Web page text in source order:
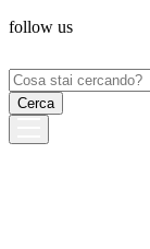
follow us
Ricerca
per: